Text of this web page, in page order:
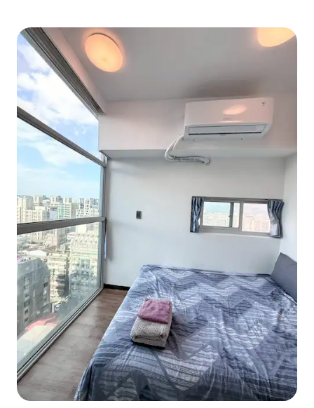
Tylko jeden przystanek MRT do dzielnicy
biznesowej Ximending